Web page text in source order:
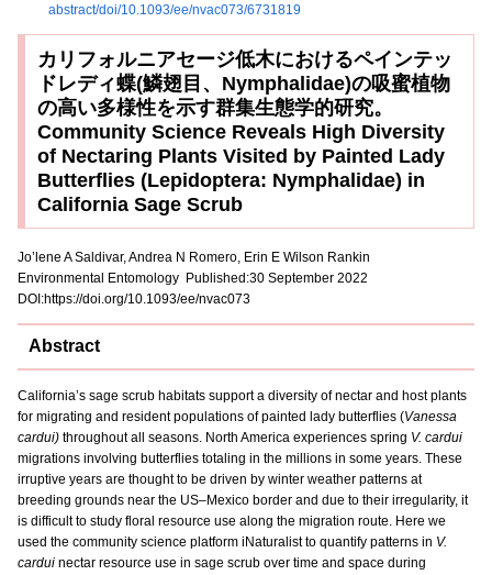
abstract/doi/10.1093/ee/nvac073/6731819
カリフォルニアセージ低木におけるペインテッ
ドレディ蝶(鱗翅目、Nymphalidae)の吸蜜植物
の高い多様性を示す群集生態学的研究。
Community Science Reveals High Diversity
of Nectaring Plants Visited by Painted Lady
Butterflies (Lepidoptera: Nymphalidae) in
California Sage Scrub
Jo’lene A Saldivar, Andrea N Romero, Erin E Wilson Rankin
Environmental Entomology Published:30 September 2022
DOI:https://doi.org/10.1093/ee/nvac073
Abstract
California’s sage scrub habitats support a diversity of nectar and host plants
for migrating and resident populations of painted lady butterflies (Vanessa
cardui) throughout all seasons. North America experiences spring V. cardui
migrations involving butterflies totaling in the millions in some years. These
irruptive years are thought to be driven by winter weather patterns at
breeding grounds near the US–Mexico border and due to their irregularity, it
is difficult to study floral resource use along the migration route. Here we
used the community science platform iNaturalist to quantify patterns in V.
cardui nectar resource use in sage scrub over time and space during